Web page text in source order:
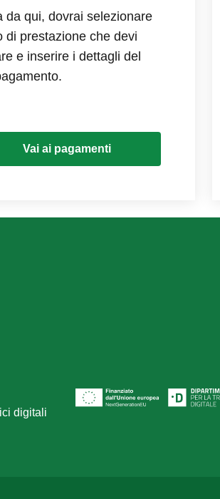
da qui, dovrai selezionare
di prestazione che devi
e inserire i dettagli del
Vai ai pagamenti
digitali